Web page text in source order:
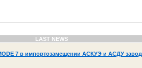
LAST NEWS
7 в импортозамещении АСКУЭ и АСДУ